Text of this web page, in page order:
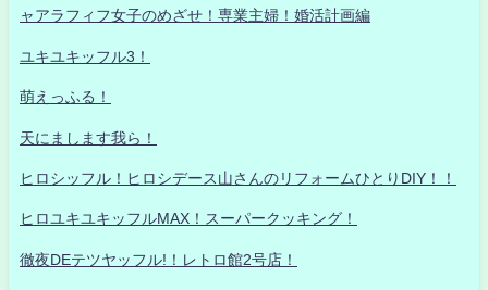
ャアラフィフ女子のめざせ！専業主婦！婚活計画編
ユキユキッフル3！
萌えっふる！
天にまします我ら！
ヒロシッフル！ヒロシデース山さんのリフォームひとりDIY！！
ヒロユキユキッフルMAX！スーパークッキング！
徹夜DEテツヤッフル!！レトロ館2号店！